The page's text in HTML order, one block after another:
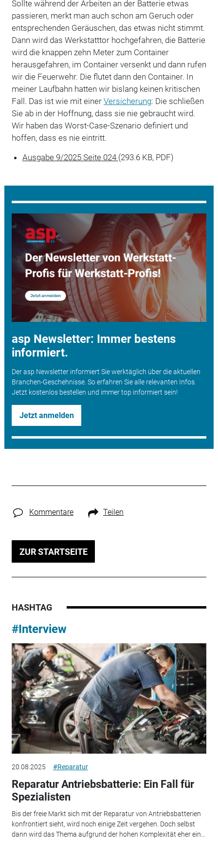
Sollte während der Arbeiten an der Batterie etwas
passieren, merkt man auch schon am Geruch oder
entsprechenden Geräuschen, das etwas nicht stimmt.
Dann wird das Werkstatttor hochgefahren, die Batterie
wird die knappen zehn Meter zum Container
herausgefahren, im Container versenkt und dann rufen
wir die Feuerwehr. Die flutet dann den Container. In
meiner Laufbahn hatten wir bislang keinen kritischen
Fall. Das ist wie mit einer Versicherung: Die schließen
Sie ab in der Hoffnung, dass sie nie gebraucht wird.
Wir haben das Worst-Case-Szenario definiert und
hoffen, dass es nie eintritt.
Ausgabe 9/2025 Seite 024 (293.6 KB, PDF)
asp Newsletter: Immer bestens
informiert.
Der asp Newsletter informiert Sie werktäglich über die aktuellen
Branchen-Geschehnisse. So erfahren Sie alle relevanten Infos.
Jetzt kostenlos bestellen und immer top informiert sein!
Jetzt anmelden
Kommentare Teilen
ZUR STARTSEITE
HASHTAG
#Interview
20.08.2025 #Reparatur
Reparatur Antriebsbatterie: Ein Fall für
Spezialisten
Bis der freie Markt sich mit der Reparatur von Antriebsbatterien
konfrontiert sieht, wird noch einige Zeit vergehen. Doch selbst
dann wird das Thema aufgrund der hohen Komplexität eher ein...